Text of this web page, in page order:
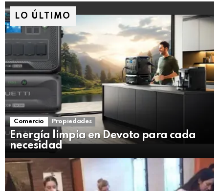
LO ÚLTIMO
Comercio Propiedades
Energía limpia en Devoto para cada
necesidad